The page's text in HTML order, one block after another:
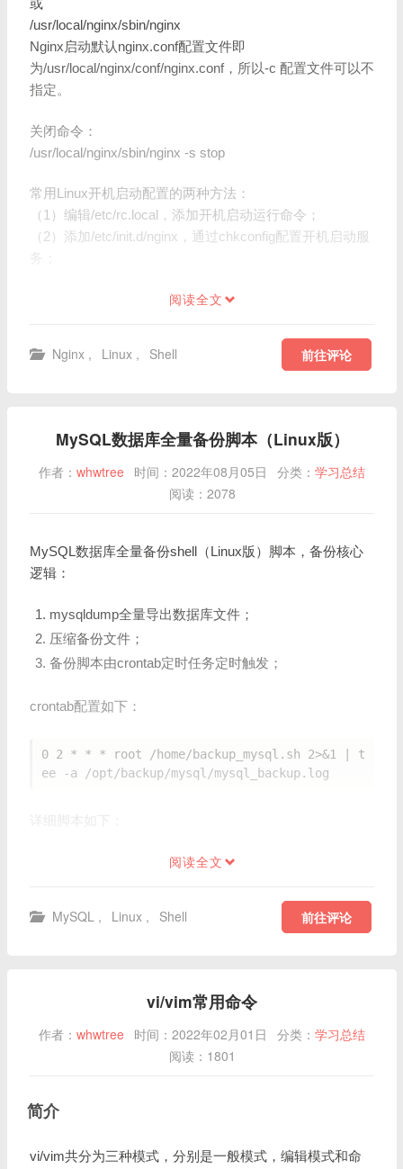
/usr/local/nginx/sbin/nginx
Nginx启动默认nginx.conf配置文件即
为/usr/local/nginx/conf/nginx.conf，所以-c 配置文件可以不
指定。
关闭命令：
/usr/local/nginx/sbin/nginx -s stop
常用Linux开机启动配置的两种方法：
（1）编辑/etc/rc.local，添加开机启动运行命令；
（2）添加/etc/init.d/nginx，通过chkconfig配置开机启动服
务；
阅读全文
Nginx , Linux , Shell 前往评论
MySQL数据库全量备份脚本（Linux版）
作者： whwtree 时间：2022年08月05日 分类： 学习总结
阅读：2078
MySQL数据库全量备份shell（Linux版）脚本，备份核心
逻辑：
mysqldump全量导出数据库文件；
压缩备份文件；
备份脚本由crontab定时任务定时触发；
crontab配置如下：
0 2 * * * root /home/backup_mysql.sh 2>&1 | t
详细脚本如下：
阅读全文
MySQL , Linux , Shell 前往评论
vi/vim常用命令
作者： whwtree 时间：2022年02月01日 分类： 学习总结
阅读：1801
简介
vi/vim共分为三种模式，分别是一般模式，编辑模式和命